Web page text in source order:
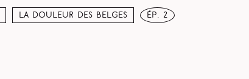
La douleur des Belges ép. 2